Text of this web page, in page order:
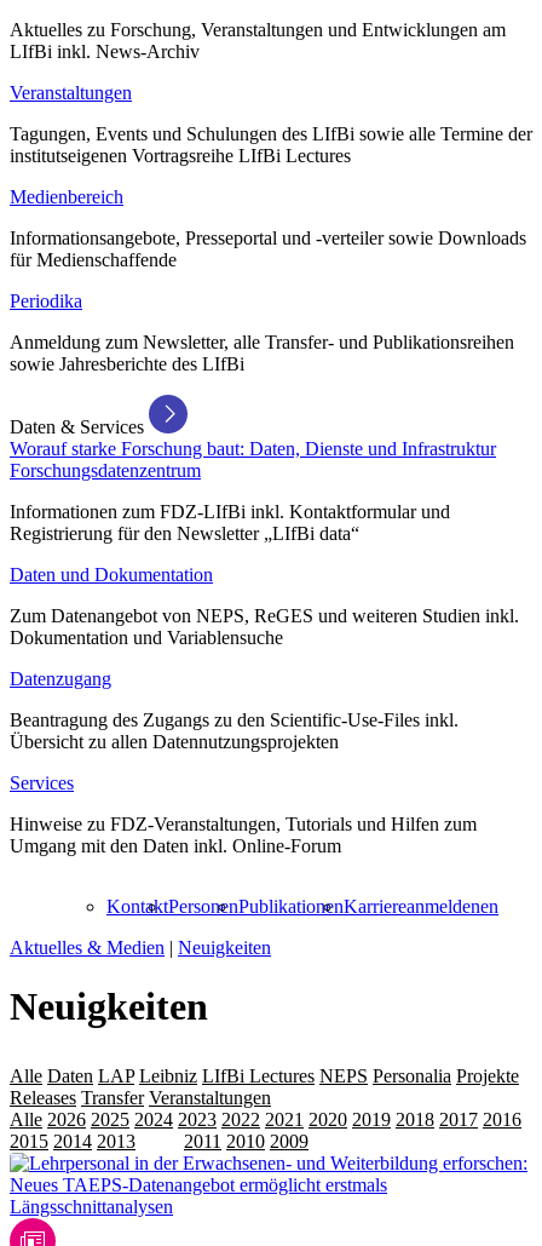
Aktuelles zu Forschung, Veranstaltungen und Entwicklungen am
LIfBi inkl. News-Archiv
Veranstaltungen
Tagungen, Events und Schulungen des LIfBi sowie alle Termine der
institutseigenen Vortragsreihe LIfBi Lectures
Medienbereich
Informationsangebote, Presseportal und -verteiler sowie Downloads
für Medienschaffende
Periodika
Anmeldung zum Newsletter, alle Transfer- und Publikationsreihen
sowie Jahresberichte des LIfBi
Daten & Services
Worauf starke Forschung baut: Daten, Dienste und Infrastruktur
Forschungsdatenzentrum
Informationen zum FDZ-LIfBi inkl. Kontaktformular und
Registrierung für den Newsletter „LIfBi data“
Daten und Dokumentation
Zum Datenangebot von NEPS, ReGES und weiteren Studien inkl.
Dokumentation und Variablensuche
Datenzugang
Beantragung des Zugangs zu den Scientific-Use-Files inkl.
Übersicht zu allen Datennutzungsprojekten
Services
Hinweise zu FDZ-Veranstaltungen, Tutorials und Hilfen zum
Umgang mit den Daten inkl. Online-Forum
KontaktPersonenPublikationenKarriereanmeldenen
Aktuelles & Medien | Neuigkeiten
Neuigkeiten
Alle Daten LAP Leibniz LIfBi Lectures NEPS Personalia Projekte
Releases Transfer Veranstaltungen
Alle 2026 2025 2024 2023 2022 2021 2020 2019 2018 2017 2016
2015 2014 2013 2011 2010 2009